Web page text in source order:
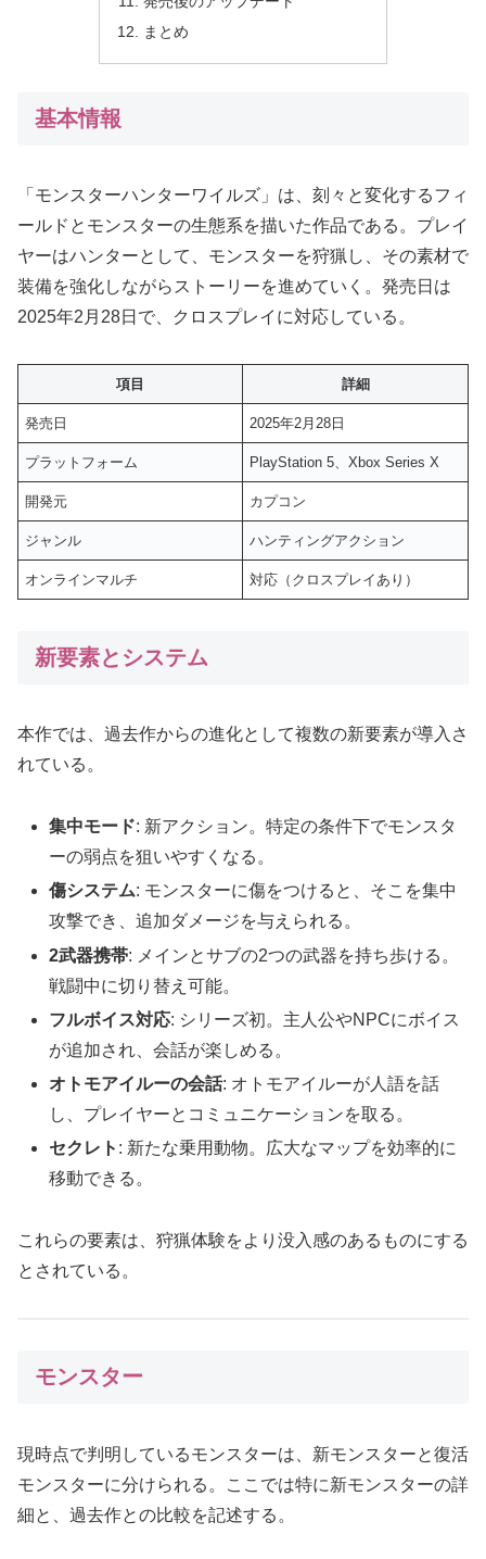
まとめ
基本情報
「モンスターハンターワイルズ」は、刻々と変化するフィ
ールドとモンスターの生態系を描いた作品である。プレイ
ヤーはハンターとして、モンスターを狩猟し、その素材で
装備を強化しながらストーリーを進めていく。発売日は
2025年2月28日で、クロスプレイに対応している。
項目 詳細
発売日 2025年2月28日
プラットフォーム PlayStation 5、Xbox Series X
開発元 カプコン
ジャンル ハンティングアクション
オンラインマルチ 対応（クロスプレイあり）
新要素とシステム
本作では、過去作からの進化として複数の新要素が導入さ
れている。
集中モード: 新アクション。特定の条件下でモンスタ
ーの弱点を狙いやすくなる。
傷システム: モンスターに傷をつけると、そこを集中
攻撃でき、追加ダメージを与えられる。
2武器携帯: メインとサブの2つの武器を持ち歩ける。
戦闘中に切り替え可能。
フルボイス対応: シリーズ初。主人公やNPCにボイス
が追加され、会話が楽しめる。
オトモアイルーの会話: オトモアイルーが人語を話
し、プレイヤーとコミュニケーションを取る。
セクレト : 新たな乗用動物。広大なマップを効率的に
移動できる。
これらの要素は、狩猟体験をより没入感のあるものにする
とされている。
モンスター
現時点で判明しているモンスターは、新モンスターと復活
モンスターに分けられる。ここでは特に新モンスターの詳
細と、過去作との比較を記述する。